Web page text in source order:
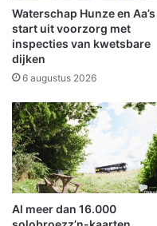
E
k
o
P
l
z
a
i
n
W
i
n
o
l
s
e
m
n
(
5
1
)
a
a
Waterschap Hunze en Aa’s
start uit voorzorg met
inspecties van kwetsbare
dijken
6 augustus 2026
Al meer dan 16.000